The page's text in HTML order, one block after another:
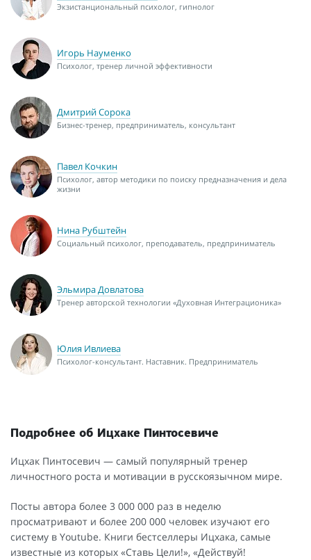
Экзистанциональный психолог, гипнолог
Игорь Науменко
Психолог, тренер личной эффективности
Дмитрий Сорока
Бизнес-тренер, предприниматель, консультант
Павел Кочкин
Психолог, автор методики по поиску предназначения и дела
жизни
Нина Рубштейн
Социальный психолог, преподаватель, предприниматель
Эльмира Довлатова
Тренер авторской технологии «Духовная Интеграционика»
Юлия Ивлиева
Психолог-консультант. Наставник. Предприниматель
Подробнее об Ицхаке Пинтосевиче
Ицхак Пинтосевич — самый популярный тренер
личностного роста и мотивации в русскоязычном мире.
Посты автора более 3 000 000 раз в неделю
просматривают и более 200 000 человек изучают его
систему в Youtube. Книги бестселлеры Ицхака, самые
известные из которых «Ставь Цели!», «Действуй!